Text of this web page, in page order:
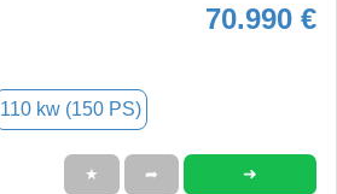
70.990 €
110 kw (150 PS)
★ ➦ ➜